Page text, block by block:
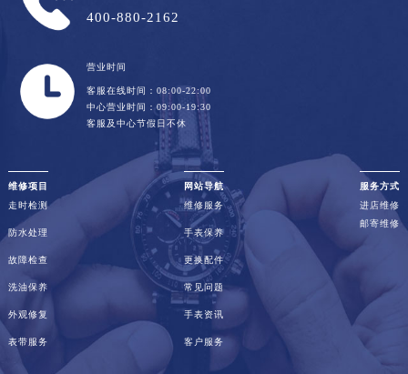
400-880-2162
营业时间
客服在线时间：08:00-22:00
中心营业时间：09:00-19:30
客服及中心节假日不休
维修项目
走时检测
防水处理
故障检查
洗油保养
外观修复
表带服务
网站导航
维修服务
手表保养
更换配件
常见问题
手表资讯
客户服务
服务方式
进店维修
邮寄维修